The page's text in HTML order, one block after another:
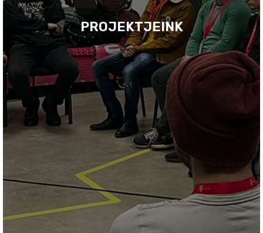
PROJEKTJEINK